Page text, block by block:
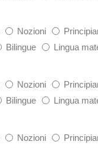
Nozioni
Bilingue Lingua
Nozioni
Bilingue Lingua
Nozioni